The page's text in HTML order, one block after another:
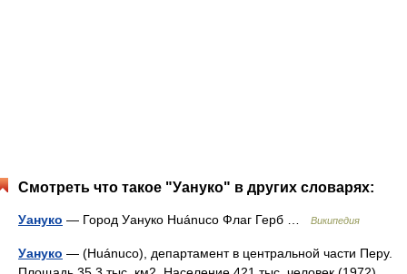
Смотреть что такое "Уануко" в других словарях:
Уануко — Город Уануко Huánuco Флаг Герб … Википедия
Уануко — (Huánuco), департамент в центральной части Перу.